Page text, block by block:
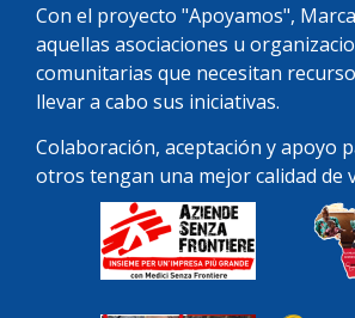
Con el proyecto "Apoyamos",
aquellas asociaciones u
comunitarias que necesitan
llevar a cabo sus iniciativas.
Colaboración, aceptación y apoyo
otros tengan una mejor calidad de